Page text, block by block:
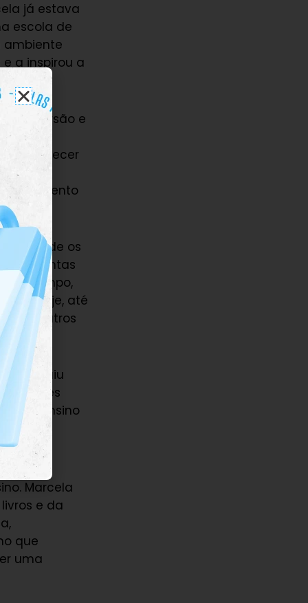
já estava
escola de
ambiente
a inspirou a
imersão e
oferecer
se
onde os
o tempo,
Hoje, até
de outros
construiu
de ensino
Marcela
e da
que
uma